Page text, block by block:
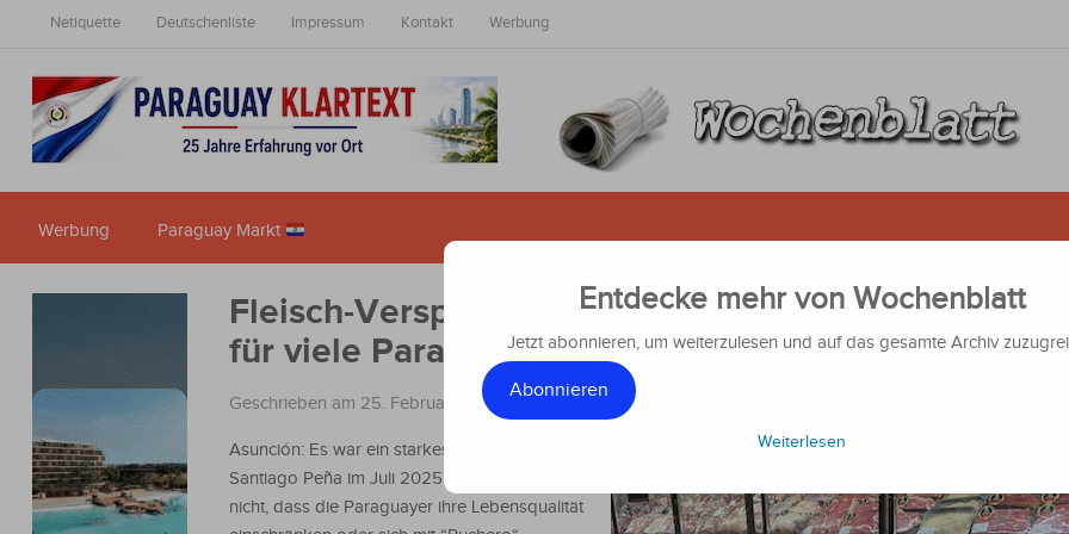
Netiquette Deutschenliste Impressum Kontakt Werbung
Werbung Paraguay Markt
Fleisch-Versprechen von Peña: Premium-Qualität
für viele Paraguayer ein Luxusgut
Geschrieben am 25. Februar 2026
Asunción: Es war ein starkes Bild, das Präsident
Santiago Peña im Juli 2025 zeichnete: Er wollte
nicht, dass die Paraguayer ihre Lebensqualität
Entdecke mehr von Wochenblatt
Jetzt abonnieren, um weiterzulesen und auf das gesamte Archiv
Abonnieren
Weiterlesen